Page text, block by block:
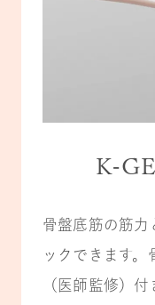
K-
骨盤底筋の筋力
ックできます。
（医師監修）